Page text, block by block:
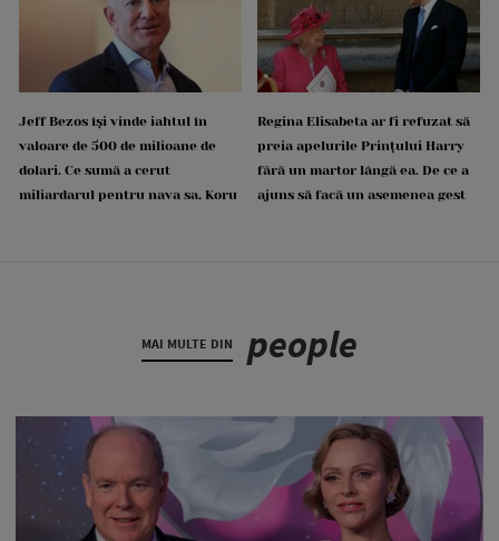
Jeff Bezos își vinde iahtul în
valoare de 500 de milioane de
dolari. Ce sumă a cerut
miliardarul pentru nava sa, Koru
Regina Elisabeta ar fi refuzat să
preia apelurile Prințului Harry
fără un martor lângă ea. De ce a
ajuns să facă un asemenea gest
MAI MULTE DIN people